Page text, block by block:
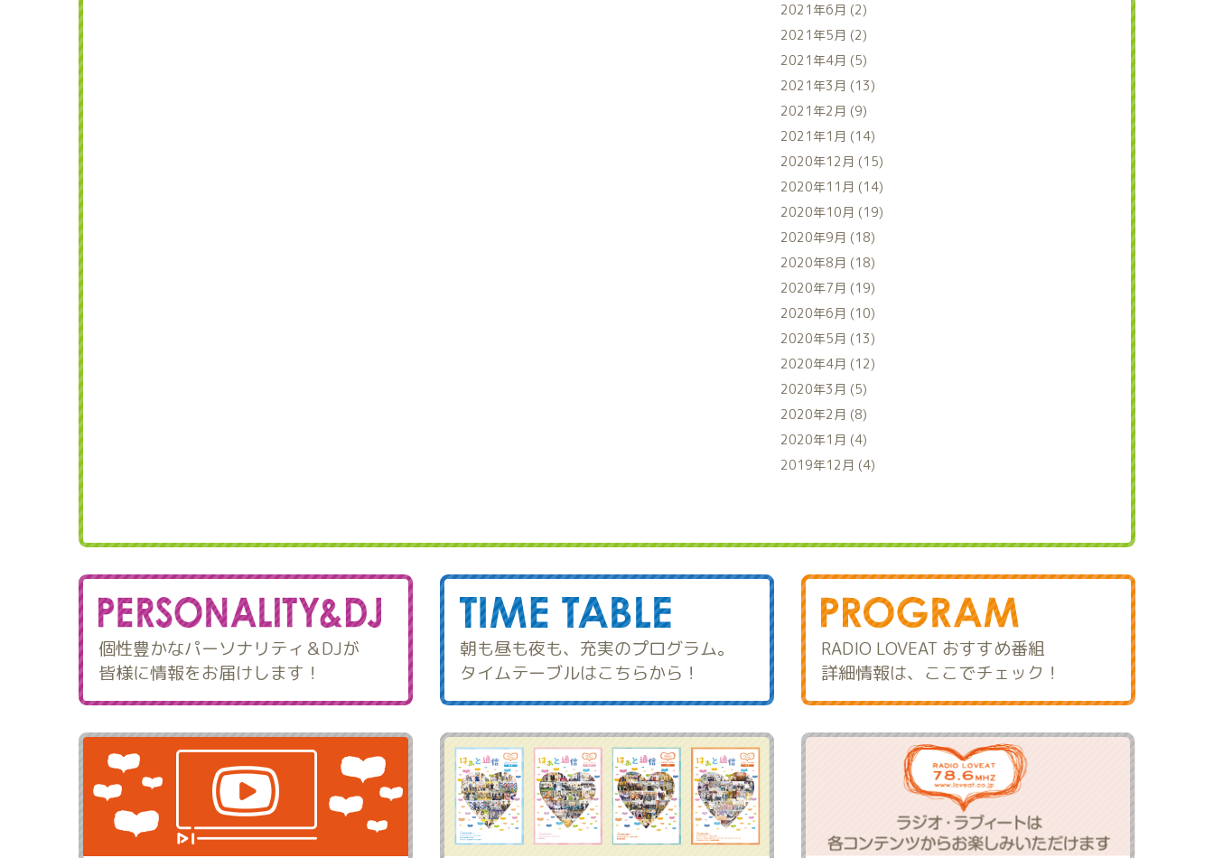
2021年6月 (2)
2021年5月 (2)
2021年4月 (5)
2021年3月 (13)
2021年2月 (9)
2021年1月 (14)
2020年12月 (15)
2020年11月 (14)
2020年10月 (19)
2020年9月 (18)
2020年8月 (18)
2020年7月 (19)
2020年6月 (10)
2020年5月 (13)
2020年4月 (12)
2020年3月 (5)
2020年2月 (8)
2020年1月 (4)
2019年12月 (4)
個性豊かなパーソナリティ＆DJが
皆様に情報をお届けします！
朝も昼も夜も、充実のプログラム。
タイムテーブルはこちらから！
RADIO LOVEAT おすすめ番組
詳細情報は、ここでチェック！